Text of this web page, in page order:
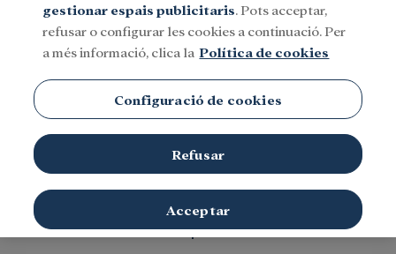
Gabon
Investigació i beques
Etiquetes
gestionar espais publicitaris. Pots acceptar,
refusar o configurar les cookies a continuació. Per
a més informació, clica la Política de cookies
Configuració de cookies
Refusar
Acceptar